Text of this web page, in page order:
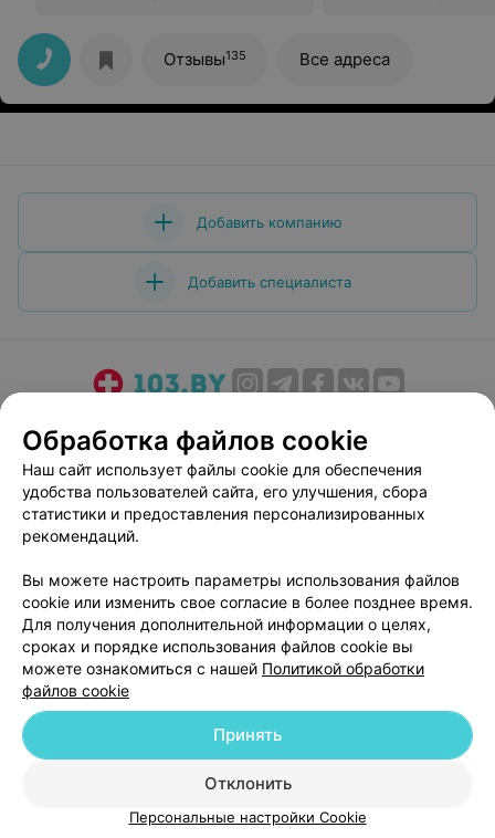
Отзывы135 Все адреса
Добавить компанию
Добавить специалиста
Медицинский маркетинг
Публичный договор
Пользовательское соглашение
Способы оплаты
Вакансии
Партнеры
Написать руководителю 103.by
Персональные настройки cookie
Обработка персональных данных
© 2026 ООО «Артокс Лаб», УНП 191700409| 220012, Республика Беларусь,
г. Минск, улица Толбухина, 2, пом. 16 | help@103.by
Обработка файлов cookie
Наш сайт использует файлы cookie для обеспечения
удобства пользователей сайта, его улучшения, сбора
статистики и предоставления персонализированных
рекомендаций.
Вы можете настроить параметры использования файлов
cookie или изменить свое согласие в более позднее время.
Для получения дополнительной информации о целях,
сроках и порядке использования файлов cookie вы
можете ознакомиться с нашей Политикой обработки
файлов cookie
Отклонить
Принять
Персональные настройки Cookie